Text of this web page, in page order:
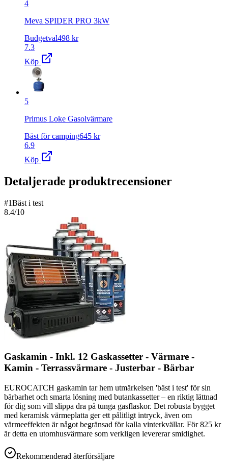
4
Meva SPIDER PRO 3kW
Budgetval498 kr
7.3
Köp
5
Primus Loke Gasolvärmare
Bäst för camping645 kr
6.9
Köp
Detaljerade produktrecensioner
#1Bäst i test
8.4/10
Gaskamin - Inkl. 12 Gaskassetter - Värmare -
Kamin - Terrassvärmare - Justerbar - Bärbar
EUROCATCH gaskamin tar hem utmärkelsen 'bäst i test' för sin
bärbarhet och smarta lösning med butankassetter – en riktig lättnad
för dig som vill slippa dra på tunga gasflaskor. Det robusta bygget
med keramisk värmeplatta ger ett pålitligt intryck, även om
värmeeffekten är något begränsad för kalla vinterkvällar. För 825 kr
är detta en utomhusvärmare som verkligen levererar smidighet.
Rekommenderad återförsäljare